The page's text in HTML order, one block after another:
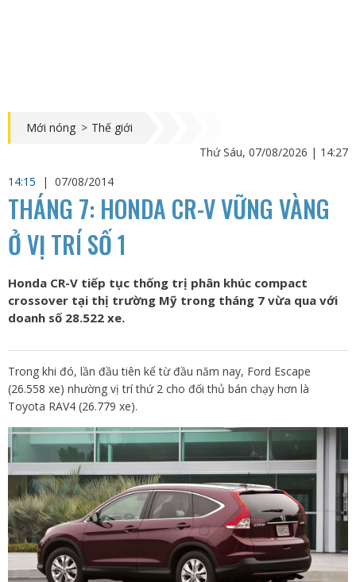
Mới nóng > Thế giới
Thứ Sáu, 07/08/2026 | 14:27
14:15
| 07/08/2014
THÁNG 7: HONDA CR-V VỮNG VÀNG
Ở VỊ TRÍ SỐ 1
Honda CR-V tiếp tục thống trị phân khúc compact
crossover tại thị trường Mỹ trong tháng 7 vừa qua với
doanh số 28.522 xe.
Trong khi đó, lần đầu tiên kể từ đầu năm nay, Ford Escape
(26.558 xe) nhường vị trí thứ 2 cho đối thủ bán chạy hơn là
Toyota RAV4 (26.779 xe).